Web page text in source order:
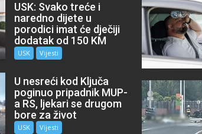
USK: Svako treće i
naredno dijete u
porodici imat će dječiji
dodatak od 150 KM
USK Vijesti
U nesreći kod Ključa
poginuo pripadnik MUP-
a RS, ljekari se drugom
bore za život
USK Vijesti